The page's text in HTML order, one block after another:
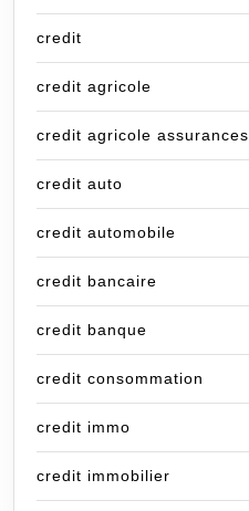
credit
credit agricole
credit agricole assurances
credit auto
credit automobile
credit bancaire
credit banque
credit consommation
credit immo
credit immobilier